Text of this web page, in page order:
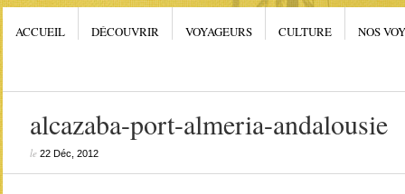
ACCUEIL DÉCOUVRIR VOYAGEURS CULTURE NOS
alcazaba-port-almeria-andalousie
le 22 Déc, 2012